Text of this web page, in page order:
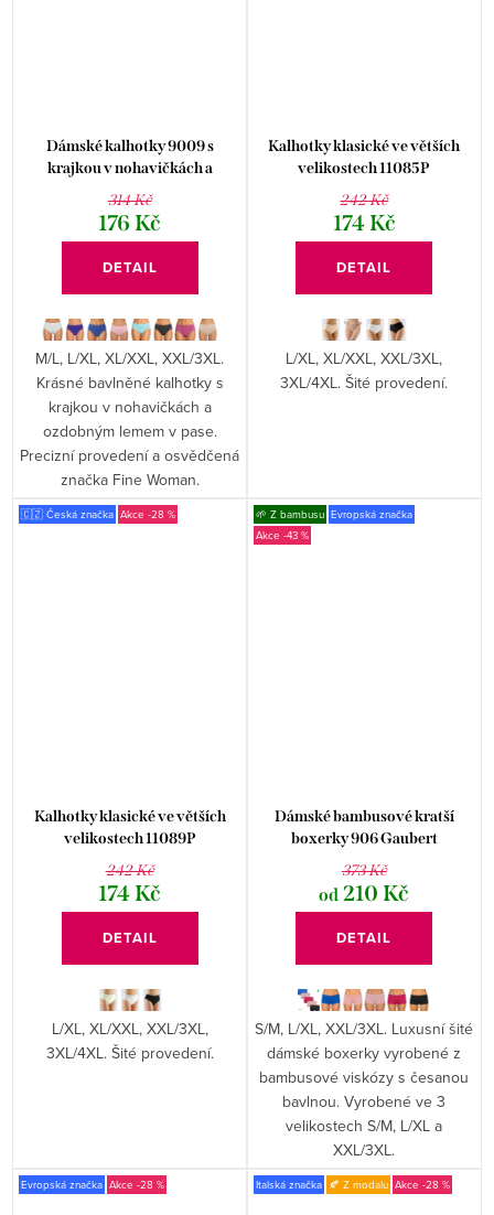
Dámské kalhotky 9009 s
krajkou v nohavičkách a
ozdobným lemem
314 Kč
176 Kč
DETAIL
M/L, L/XL, XL/XXL, XXL/3XL.
Krásné bavlněné kalhotky s
krajkou v nohavičkách a
ozdobným lemem v pase.
Precizní provedení a osvědčená
značka Fine Woman.
Kalhotky klasické ve větších
velikostech 11085P
242 Kč
174 Kč
DETAIL
L/XL, XL/XXL, XXL/3XL,
3XL/4XL. Šité provedení.
🇨🇿 Česká značka -28 %
Kalhotky klasické ve větších
velikostech 11089P
242 Kč
174 Kč
DETAIL
L/XL, XL/XXL, XXL/3XL,
3XL/4XL. Šité provedení.
🌱 Z bambusu Evropská značka
-43 %
Dámské bambusové kratší
boxerky 906 Gaubert
373 Kč
od 210 Kč
DETAIL
S/M, L/XL, XXL/3XL. Luxusní šité
dámské boxerky vyrobené z
bambusové viskózy s česanou
bavlnou. Vyrobené ve 3
velikostech S/M, L/XL a
XXL/3XL.
Evropská značka -28 % Italská značka 🍂 Z modalu -28 %